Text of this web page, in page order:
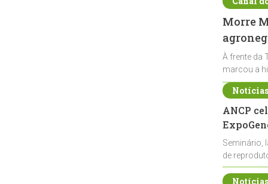
Morre
À frente da
marcou a
ANCP
Seminário,
de
durante a